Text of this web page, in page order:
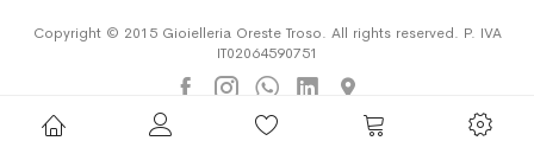
Copyright © 2015 Gioielleria Oreste Troso. All rights reserved. P. IVA
IT02064590751
Privacy Policy Cookie Policy